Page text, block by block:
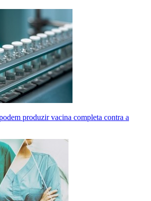
produzir vacina completa contra a